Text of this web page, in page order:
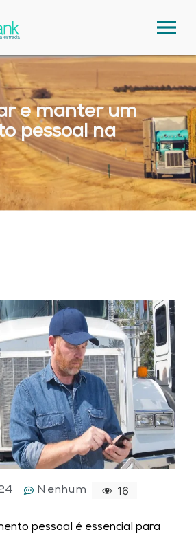
e manter um
pessoal na
Nenhum 16
pessoal é essencial para